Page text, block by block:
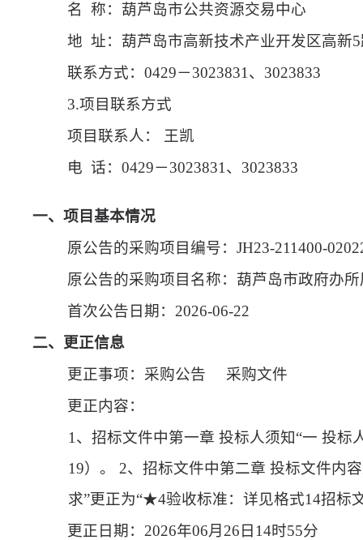
名
称：葫芦岛市公共资源交易中心
地 址：葫芦岛市高新技术产业开发区高新
联系方式： 0429－3023831、3023833
3.项目联系方式
项目联系人：
王凯
电 话：0429－3023831、3023833
一、项目基本情况
原公告的采购项目编号： JH23-211400-
原公告的采购项目名称：葫芦岛市政府办
首次公告日期： 2026-06-22
二、更正信息
更正事项：采购公告 采购文件
更正内容：
1、招标文件中第一章 投标人须知“一 投标
19）。 2、招标文件中第二章 投标文件内
求”更正为“★4验收标准：详见格式14招标
更正日期： 2026年06月26日14时55分